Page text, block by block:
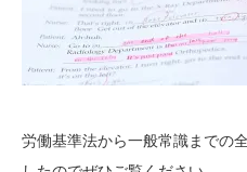
労働基準法から一般常識までの